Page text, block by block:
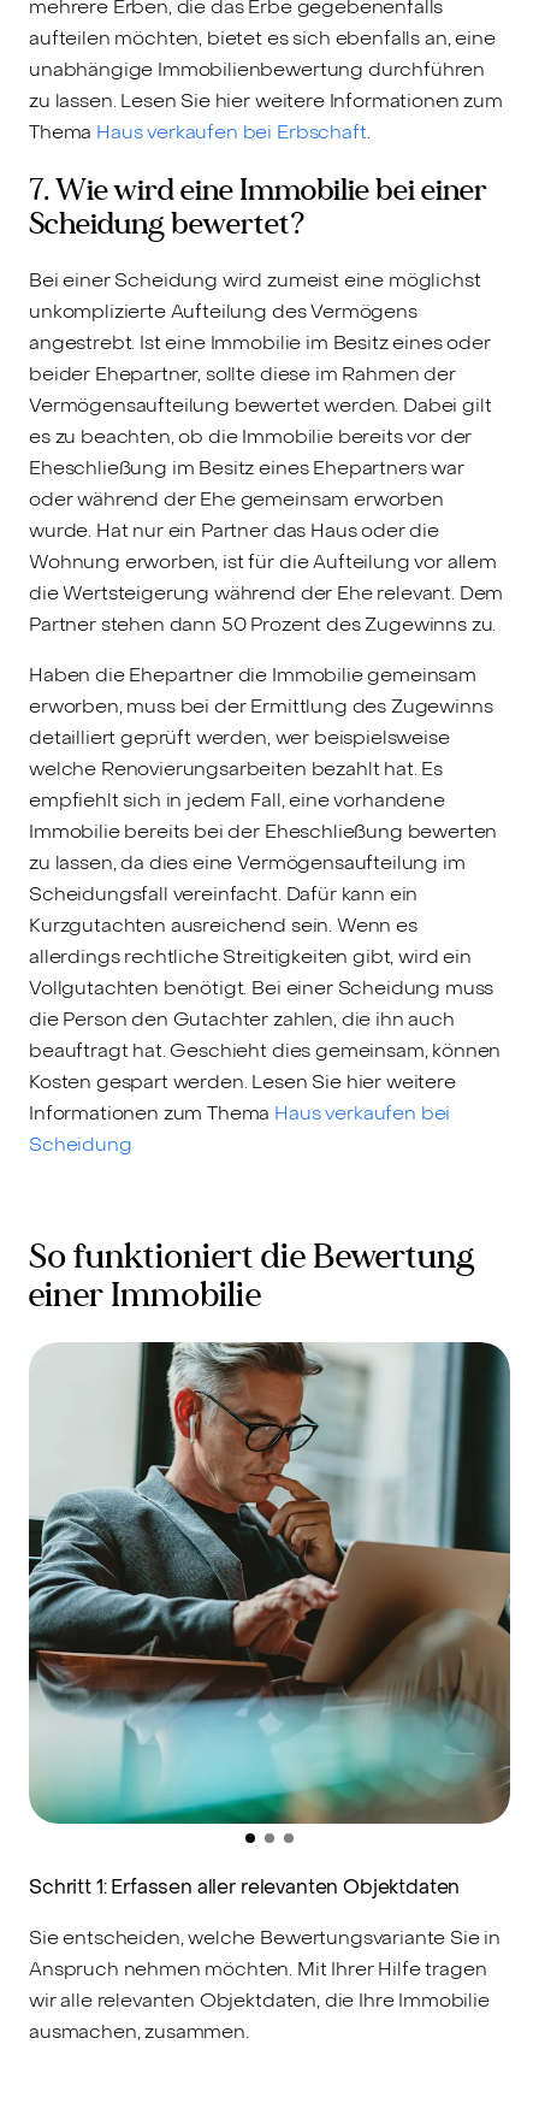
mehrere Erben, die das Erbe gegebenenfalls
aufteilen möchten, bietet es sich ebenfalls an, eine
unabhängige Immobilienbewertung durchführen
zu lassen. Lesen Sie hier weitere Informationen zum
Thema Haus verkaufen bei Erbschaft.
7. Wie wird eine Immobilie bei einer
Scheidung bewertet?
Bei einer Scheidung wird zumeist eine möglichst
unkomplizierte Aufteilung des Vermögens
angestrebt. Ist eine Immobilie im Besitz eines oder
beider Ehepartner, sollte diese im Rahmen der
Vermögensaufteilung bewertet werden. Dabei gilt
es zu beachten, ob die Immobilie bereits vor der
Eheschließung im Besitz eines Ehepartners war
oder während der Ehe gemeinsam erworben
wurde. Hat nur ein Partner das Haus oder die
Wohnung erworben, ist für die Aufteilung vor allem
die Wertsteigerung während der Ehe relevant. Dem
Partner stehen dann 50 Prozent des Zugewinns zu.
Haben die Ehepartner die Immobilie gemeinsam
erworben, muss bei der Ermittlung des Zugewinns
detailliert geprüft werden, wer beispielsweise
welche Renovierungsarbeiten bezahlt hat. Es
empfiehlt sich in jedem Fall, eine vorhandene
Immobilie bereits bei der Eheschließung bewerten
zu lassen, da dies eine Vermögensaufteilung im
Scheidungsfall vereinfacht. Dafür kann ein
Kurzgutachten ausreichend sein. Wenn es
allerdings rechtliche Streitigkeiten gibt, wird ein
Vollgutachten benötigt. Bei einer Scheidung muss
die Person den Gutachter zahlen, die ihn auch
beauftragt hat. Geschieht dies gemeinsam, können
Kosten gespart werden. Lesen Sie hier weitere
Informationen zum Thema Haus verkaufen bei
Scheidung
So funktioniert die Bewertung
einer Immobilie
Schritt 1: Erfassen aller relevanten Objektdaten
Sie entscheiden, welche Bewertungsvariante Sie in
Anspruch nehmen möchten. Mit Ihrer Hilfe tragen
wir alle relevanten Objektdaten, die Ihre Immobilie
ausmachen, zusammen.